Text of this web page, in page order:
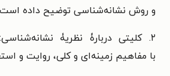
و روش نشانه‌شناسی توضیح داده
۲. کلیتی دربارۀ نظریۀ
با مفاهیم زمینه‌ای و کلی، روایت و